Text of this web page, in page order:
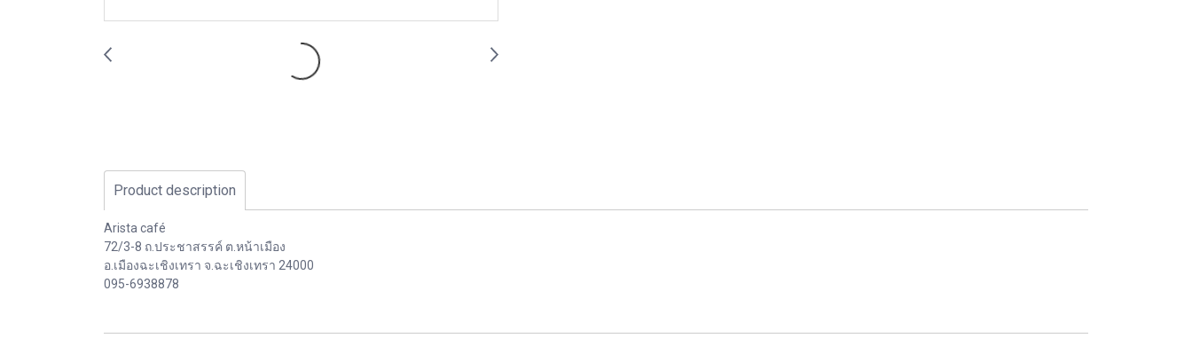
Product description
Arista café
72/3-8 ถ.ประชาสรรค์ ต.หน้าเมือง
อ.เมืองฉะเชิงเทรา จ.ฉะเชิงเทรา 24000
095-6938878